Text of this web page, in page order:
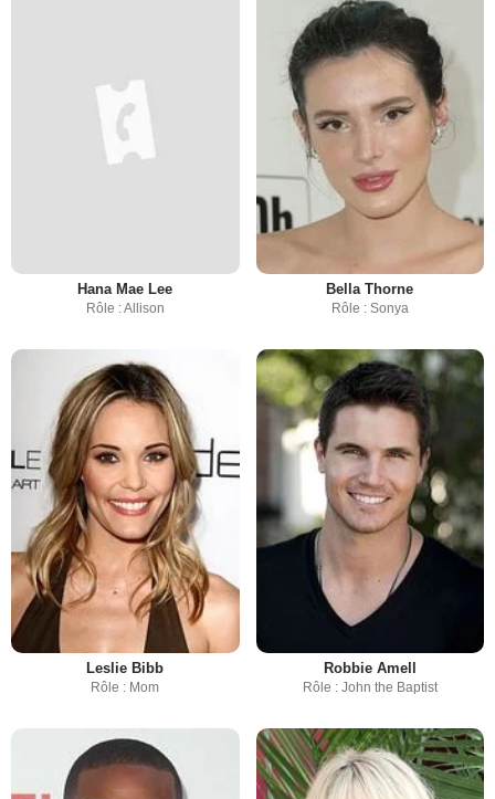
Hana Mae Lee
Rôle : Allison
Bella Thorne
Rôle : Sonya
Leslie Bibb
Rôle : Mom
Robbie Amell
Rôle : John the Baptist